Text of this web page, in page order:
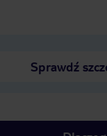
Sprawdź